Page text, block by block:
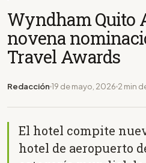
Wyndham Quito
novena
Travel Awards
Redacción 19 de mayo, 2026 2 min
El hotel compite
hotel de aeropuerto